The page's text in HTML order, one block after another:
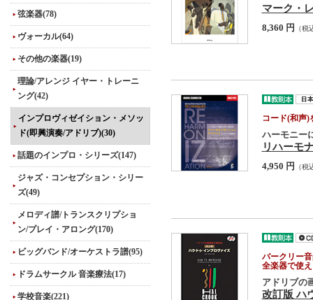
弦楽器(78)
ヴォーカル(64)
その他の楽器(19)
理論/アレンジ イヤー・トレーニ
ング(42)
インプロヴィゼイション・メソッ
ド(即興演奏/アドリブ)(30)
話題のインプロ・シリーズ(147)
ジャズ・コンセプション・シリー
ズ(49)
メロディ譜/トランスクリプショ
ン/プレイ・アロング(170)
ビッグバンド/オーケストラ譜(95)
ドラムサークル 音楽療法(17)
学校音楽(221)
マーク・
8,360 円 （税
コード(和声)
ハーモニー
リハーモ
4,950 円 （税
バークリー
全楽器で使
アドリブの
改訂版 ハ